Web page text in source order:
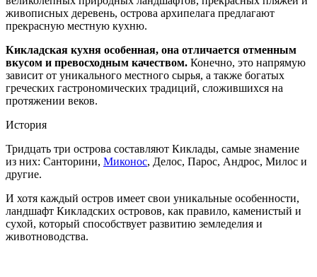
живописных деревень, острова архипелага предлагают
прекрасную местную кухню.
Кикладская кухня особенная, она отличается отменным
вкусом и превосходным качеством. Конечно, это напрямую
зависит от уникального местного сырья, а также богатых
греческих гастрономических традиций, сложившихся на
протяжении веков.
История
Тридцать три острова составляют Киклады, самые знамение
из них: Санторини, Миконос, Делос, Парос, Андрос, Милос и
другие.
И хотя каждый остров имеет свои уникальные особенности,
ландшафт Кикладских островов, как правило, каменистый и
сухой, который способствует развитию земледелия и
животноводства.